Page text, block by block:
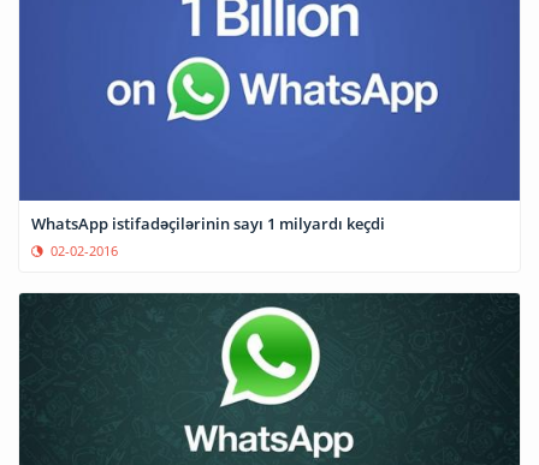
WhatsApp istifadəçilərinin sayı 1 milyardı keçdi
02-02-2016